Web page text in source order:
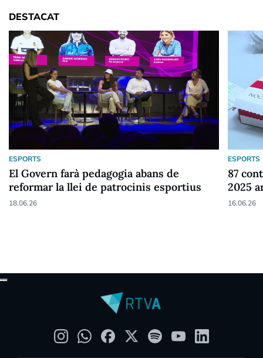
DESTACAT
ESPORTS
El Govern farà pedagogia abans de
reformar la llei de patrocinis esportius
18.06.26
ESPORTS
87
2025
16.06.26